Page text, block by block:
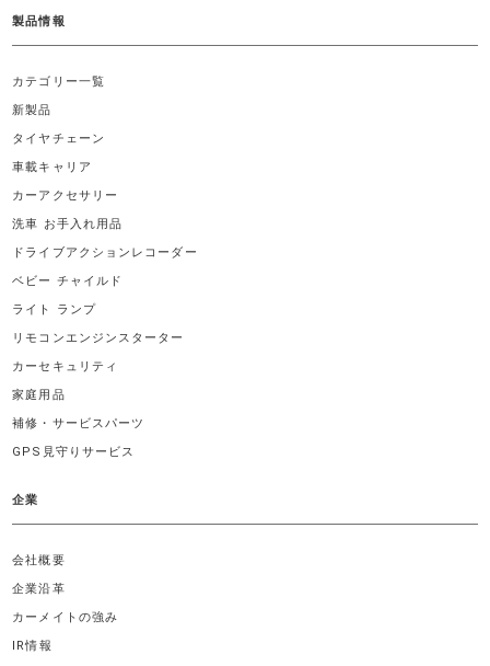
製品情報
カテゴリー一覧
新製品
タイヤチェーン
車載キャリア
カーアクセサリー
洗車 お手入れ用品
ドライブアクションレコーダー
ベビー チャイルド
ライト ランプ
リモコンエンジンスターター
カーセキュリティ
家庭用品
補修・サービスパーツ
GPS見守りサービス
企業
会社概要
企業沿革
カーメイトの強み
IR情報